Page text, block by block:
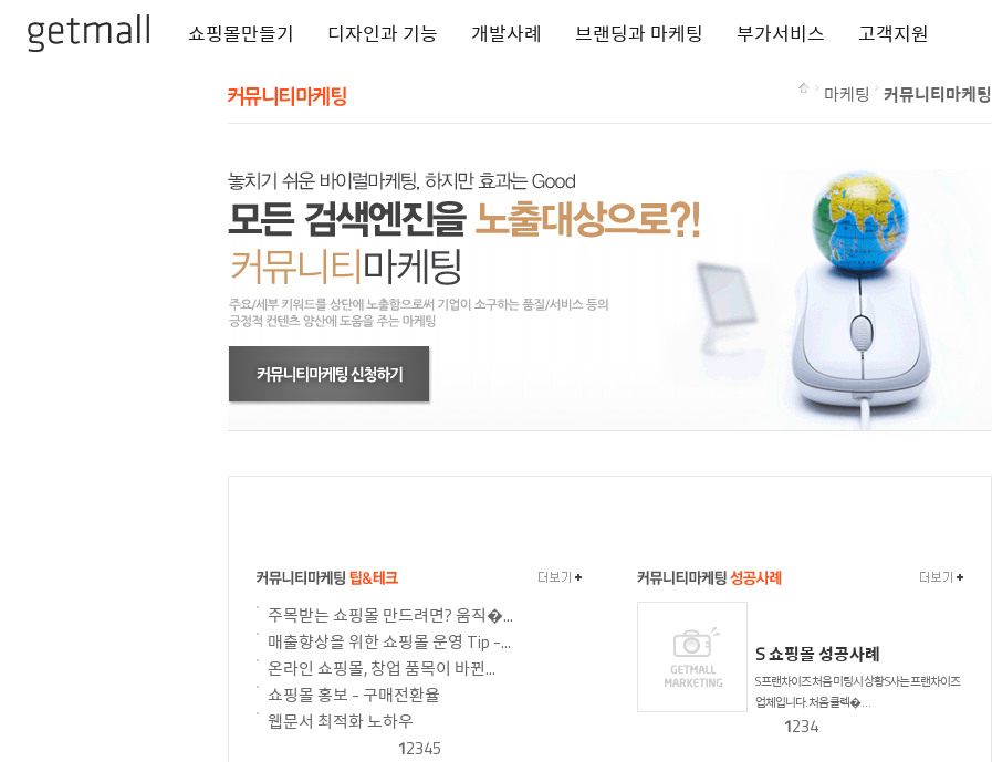
쇼핑몰만들기 디자인과 기능 개발사례 브랜딩과 마케팅 부가서비스 고객지원
마케팅 커뮤니티마케팅
주목받는 쇼핑몰 만드려면? 움직�...
매출향상을 위한 쇼핑몰 운영 Tip -...
온라인 쇼핑몰, 창업 품목이 바뀐...
쇼핑몰 홍보 - 구매전환율
웹문서 최적화 노하우
12345
S 쇼핑몰 성공사례
S 프랜차이즈 처음 미팅시 상황 S사는 프랜차이즈
업체입니다. 처음 클렉� . . .
1234